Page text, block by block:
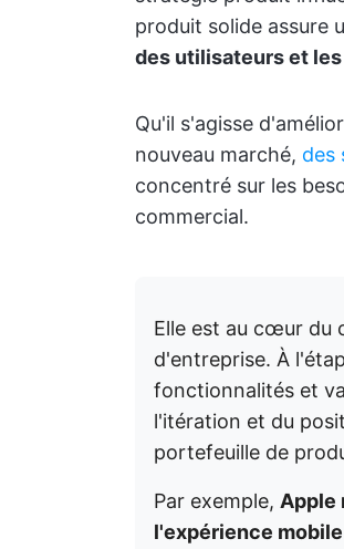
produit solide assure
des utilisateurs et
Qu'il s'agisse
nouveau marché, des
concentré sur les
commercial.
Elle est au cœur du
d'entreprise. À
fonctionnalités et
l'itération et du
portefeuille de
Par exemple, Apple
l'expérience